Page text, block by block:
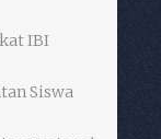
IBI
Siswa